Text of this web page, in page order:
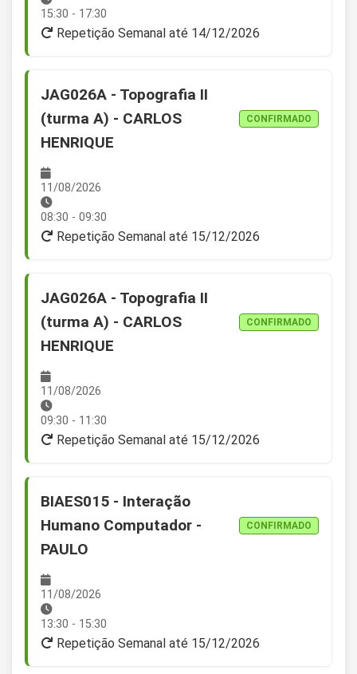
15:30 - 17:30
Repetição Semanal até 14/12/2026
JAG026A - Topografia II
(turma A) - CARLOS
HENRIQUE
CONFIRMADO
11/08/2026
08:30 - 09:30
Repetição Semanal até 15/12/2026
JAG026A - Topografia II
(turma A) - CARLOS
HENRIQUE
CONFIRMADO
11/08/2026
09:30 - 11:30
Repetição Semanal até 15/12/2026
BIAES015 - Interação
Humano Computador -
PAULO
CONFIRMADO
11/08/2026
13:30 - 15:30
Repetição Semanal até 15/12/2026